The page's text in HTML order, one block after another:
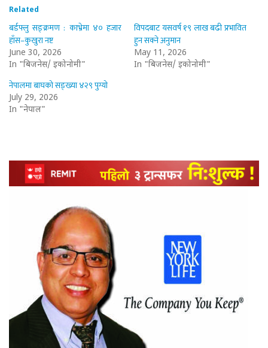
Related
बर्डफ्लु सङ्क्रमण : काभ्रेमा ४० हजार
हाँस–कुखुरा नष्ट
June 30, 2026
In "बिजनेस/ इकोनोमी"
विपदबाट यसवर्ष १९ लाख बढी प्रभावित
हुन सक्ने अनुमान
May 11, 2026
In "बिजनेस/ इकोनोमी"
नेपालमा बाघको सङ्ख्या ४२९ पुग्यो
July 29, 2026
In "नेपाल"